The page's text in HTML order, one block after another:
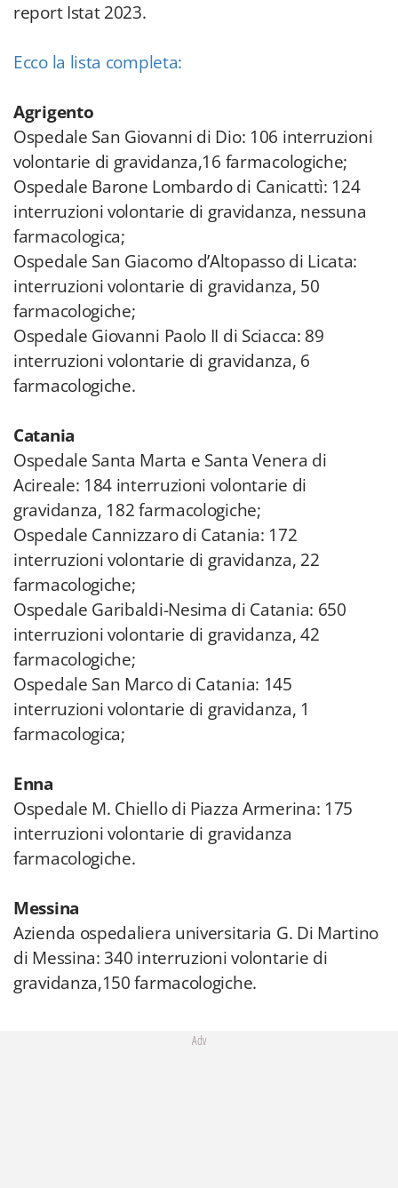
report Istat 2023.
Ecco la lista completa:
Agrigento
Ospedale San Giovanni di Dio: 106 interruzioni
volontarie di gravidanza,16 farmacologiche;
Ospedale Barone Lombardo di Canicattì: 124
interruzioni volontarie di gravidanza, nessuna
farmacologica;
Ospedale San Giacomo d’Altopasso di Licata:
interruzioni volontarie di gravidanza, 50
farmacologiche;
Ospedale Giovanni Paolo II di Sciacca: 89
interruzioni volontarie di gravidanza, 6
farmacologiche.
Catania
Ospedale Santa Marta e Santa Venera di
Acireale: 184 interruzioni volontarie di
gravidanza, 182 farmacologiche;
Ospedale Cannizzaro di Catania: 172
interruzioni volontarie di gravidanza, 22
farmacologiche;
Ospedale Garibaldi-Nesima di Catania: 650
interruzioni volontarie di gravidanza, 42
farmacologiche;
Ospedale San Marco di Catania: 145
interruzioni volontarie di gravidanza, 1
farmacologica;
Enna
Ospedale M. Chiello di Piazza Armerina: 175
interruzioni volontarie di gravidanza
farmacologiche.
Messina
Azienda ospedaliera universitaria G. Di Martino
di Messina: 340 interruzioni volontarie di
gravidanza,150 farmacologiche.
Adv